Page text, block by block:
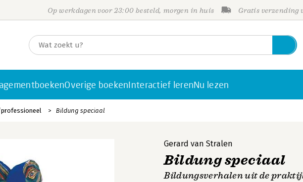
Op werkdagen voor 23:00 besteld, morgen in huis Gratis verzending
Overige boekenInteractief lerenNu lezen
Bildung speciaal
Gerard van Stralen
Bildung speciaal
Bildungsverhalen uit de